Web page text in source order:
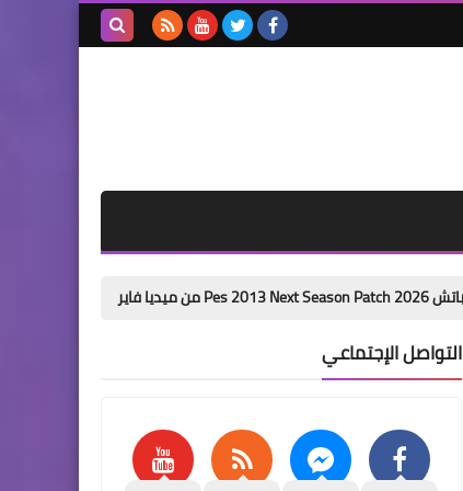
باتش تحويل بيس 6 الى بيس 2026 من ميديا فاير pes 6 next season patch 2026
التواصل الإجتماعي